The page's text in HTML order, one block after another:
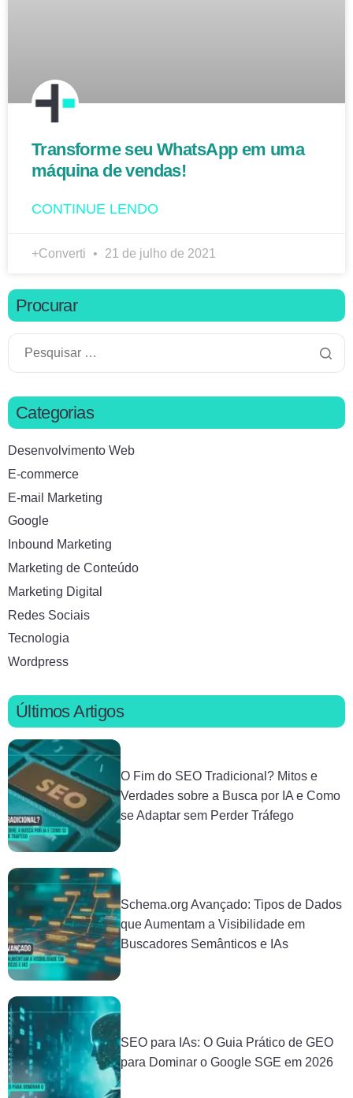
Transforme seu WhatsApp em uma
máquina de vendas!
CONTINUE LENDO
+Converti 21 de julho de 2021
Procurar
Categorias
Desenvolvimento Web
E-commerce
E-mail Marketing
Google
Inbound Marketing
Marketing de Conteúdo
Marketing Digital
Redes Sociais
Tecnologia
Wordpress
Últimos Artigos
O Fim do SEO Tradicional? Mitos e
Verdades sobre a Busca por IA e Como
se Adaptar sem Perder Tráfego
Schema.org Avançado: Tipos de Dados
que Aumentam a Visibilidade em
Buscadores Semânticos e IAs
SEO para IAs: O Guia Prático de GEO
para Dominar o Google SGE em 2026